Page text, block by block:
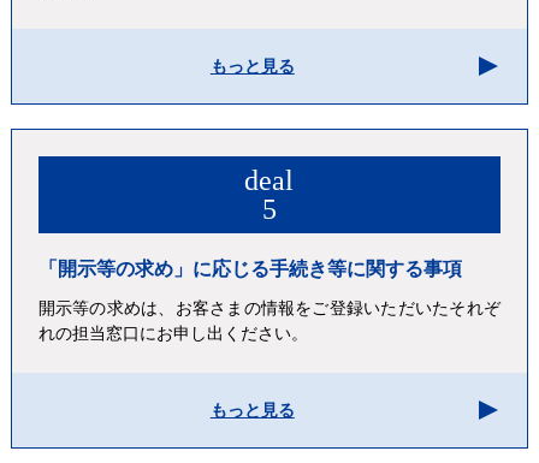
もっと見る
deal
5
「開示等の求め」に応じる手続き等に関する事項
開示等の求めは、お客さまの情報をご登録いただいたそれぞ
れの担当窓口にお申し出ください。
もっと見る